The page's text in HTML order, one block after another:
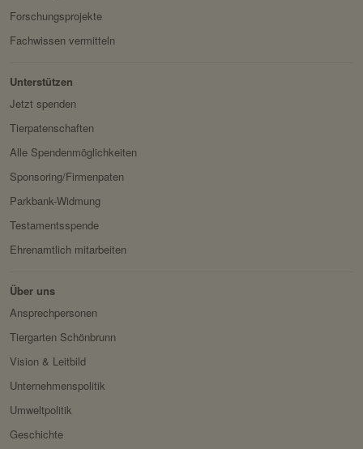
Forschungsprojekte
Fachwissen vermitteln
Unterstützen
Jetzt spenden
Tierpatenschaften
Alle Spendenmöglichkeiten
Sponsoring/Firmenpaten
Parkbank-Widmung
Testamentsspende
Ehrenamtlich mitarbeiten
Über uns
Ansprechpersonen
Tiergarten Schönbrunn
Vision & Leitbild
Unternehmenspolitik
Umweltpolitik
Geschichte